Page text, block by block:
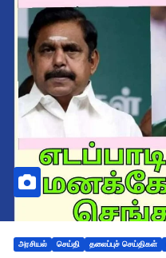
அரசியல் செய்தி தலைப்புச் செய்திகள்